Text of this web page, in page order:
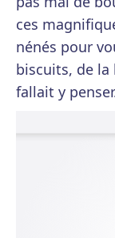
ces
nénés pour
biscuits, de la
fallait y